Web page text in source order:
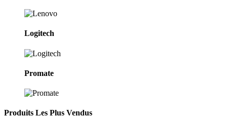
Logitech
Promate
Produits Les Plus Vendus